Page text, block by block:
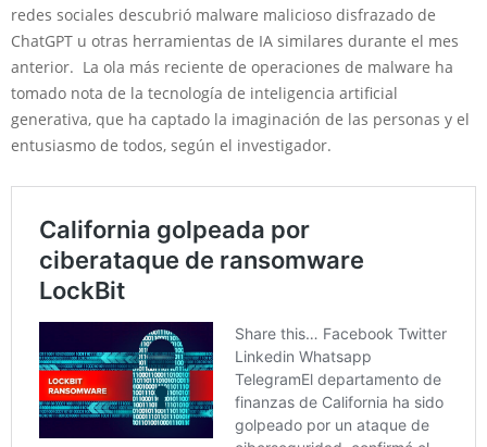
redes sociales descubrió malware malicioso disfrazado de
ChatGPT u otras herramientas de IA similares durante el mes
anterior. La ola más reciente de operaciones de malware ha
tomado nota de la tecnología de inteligencia artificial
generativa, que ha captado la imaginación de las personas y el
entusiasmo de todos, según el investigador.